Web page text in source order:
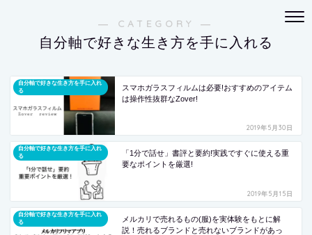
― CATEGORY ―
自分軸で好きな生き方を手に入れる
自分軸で好きな生き方を手に入れ
る
スマホガラスフィルムは必要!おすすめのアイテム
は操作性抜群なZover!
2019年5月30日
自分軸で好きな生き方を手に入れ
る
「1分で話せ」書評と要約!実践ですぐに使える重
要なポイントを厳選!
2019年5月15日
自分軸で好きな生き方を手に入れ
る
メルカリで売れるもの(服)を実体験をもとに解
説！売れるブランドと売れないブランドがあっ